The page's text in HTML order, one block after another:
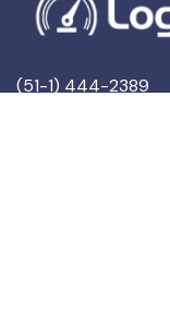
(51-1) 444-2389